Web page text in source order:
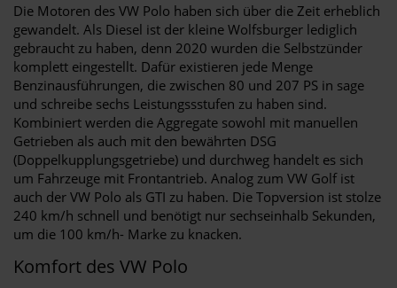
Die Motoren des VW Polo haben sich über die Zeit erheblich
gewandelt. Als Diesel ist der kleine Wolfsburger lediglich
gebraucht zu haben, denn 2020 wurden die Selbstzünder
komplett eingestellt. Dafür existieren jede Menge
Benzinausführungen, die zwischen 80 und 207 PS in sage
und schreibe sechs Leistungssstufen zu haben sind.
Kombiniert werden die Aggregate sowohl mit manuellen
Getrieben als auch mit den bewährten DSG
(Doppelkupplungsgetriebe) und durchweg handelt es sich
um Fahrzeuge mit Frontantrieb. Analog zum VW Golf ist
auch der VW Polo als GTI zu haben. Die Topversion ist stolze
240 km/h schnell und benötigt nur sechseinhalb Sekunden,
um die 100 km/h- Marke zu knacken.
Komfort des VW Polo